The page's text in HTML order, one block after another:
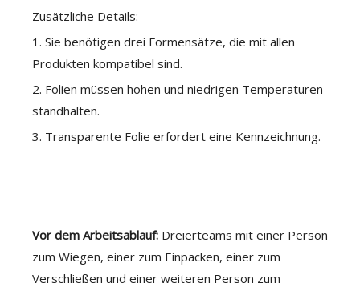
Zusätzliche Details:
1. Sie benötigen drei Formensätze, die mit allen
Produkten kompatibel sind.
2. Folien müssen hohen und niedrigen Temperaturen
standhalten.
3. Transparente Folie erfordert eine Kennzeichnung.
Vor dem Arbeitsablauf: Dreierteams mit einer Person
zum Wiegen, einer zum Einpacken, einer zum
Verschließen und einer weiteren Person zum